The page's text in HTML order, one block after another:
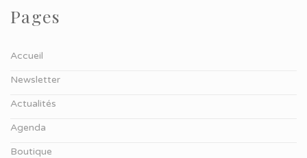
Pages
Accueil
Newsletter
Actualités
Agenda
Boutique